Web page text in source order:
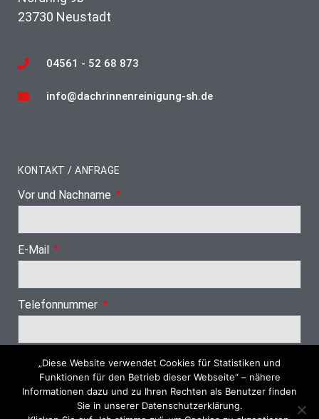
23730 Neustadt
04561 - 52 68 873
info@dachrinnenreinigung-sh.de
KONTAKT / ANFRAGE
Vor und Nachname
E-Mail
Telefonnummer
Nächster Schritt
„Diese Website verwendet Cookies für Statistiken und
Funktionen für den Betrieb dieser Webseite“ – nähere
Informationen dazu und zu Ihren Rechten als Benutzer finden
Sie in unserer Datenschutzerklärung.